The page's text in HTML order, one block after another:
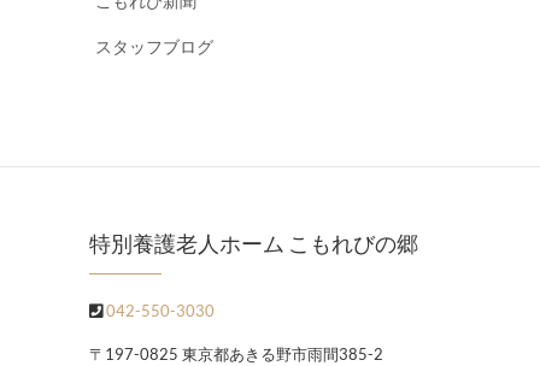
スタッフブログ
特別養護老人ホーム こもれびの郷
042-550-3030
〒197-0825 東京都あきる野市雨間385-2